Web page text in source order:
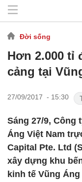
Đời sống
Hơn 2.000 tỉ
cảng tại
27/09/2017 - 15:30
Sáng 27/9, Công
Áng Việt Nam
Capital Pte. Ltd
xây dựng khu
kinh tế Vũng